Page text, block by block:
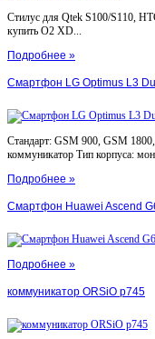
Стилус для Qtek S100/S110,
купить O2 XD...
Подробнее »
Смартфон LG Optimus L3
Стандарт: GSM 900, GSM
коммуникатор Тип корпуса:
Подробнее »
Смартфон Huawei Ascend
Подробнее »
коммуникатор ORSiO p745